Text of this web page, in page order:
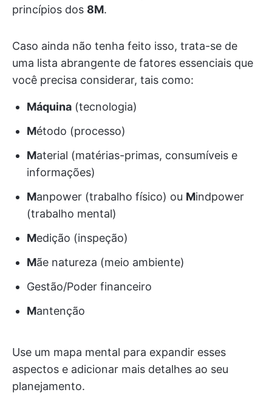
princípios dos 8M.
Caso ainda não tenha feito isso, trata-se de
uma lista abrangente de fatores essenciais que
você precisa considerar, tais como:
Máquina (tecnologia)
Método (processo)
Material (matérias-primas, consumíveis e
informações)
Manpower (trabalho físico) ou Mindpower
(trabalho mental)
Medição (inspeção)
Mãe natureza (meio ambiente)
Gestão/Poder financeiro
Mantenção
Use um mapa mental para expandir esses
aspectos e adicionar mais detalhes ao seu
planejamento.